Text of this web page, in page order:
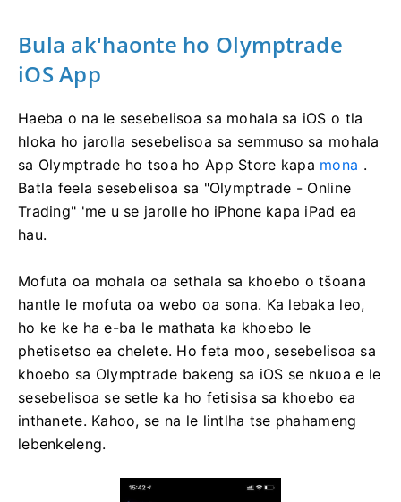
Bula ak'haonte ho Olymptrade
iOS App
Haeba o na le sesebelisoa sa mohala sa iOS o tla
hloka ho jarolla sesebelisoa sa semmuso sa mohala
sa Olymptrade ho tsoa ho App Store kapa mona .
Batla feela sesebelisoa sa "Olymptrade - Online
Trading" 'me u se jarolle ho iPhone kapa iPad ea
hau.
Mofuta oa mohala oa sethala sa khoebo o tšoana
hantle le mofuta oa webo oa sona. Ka lebaka leo,
ho ke ke ha e-ba le mathata ka khoebo le
phetisetso ea chelete. Ho feta moo, sesebelisoa sa
khoebo sa Olymptrade bakeng sa iOS se nkuoa e le
sesebelisoa se setle ka ho fetisisa sa khoebo ea
inthanete. Kahoo, se na le lintlha tse phahameng
lebenkeleng.